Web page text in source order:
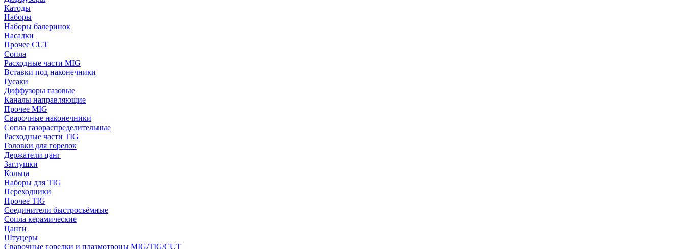
Катоды
Наборы
Наборы балеринок
Насадки
Прочее CUT
Сопла
Расходные части MIG
Вставки под наконечники
Гусаки
Диффузоры газовые
Каналы направляющие
Прочее MIG
Сварочные наконечники
Сопла газораспределительные
Расходные части TIG
Головки для горелок
Держатели цанг
Заглушки
Кольца
Наборы для TIG
Переходники
Прочее TIG
Соединители быстросъёмные
Сопла керамические
Цанги
Штуцеры
Сварочные горелки и плазмотроны MIG/TIG/CUT